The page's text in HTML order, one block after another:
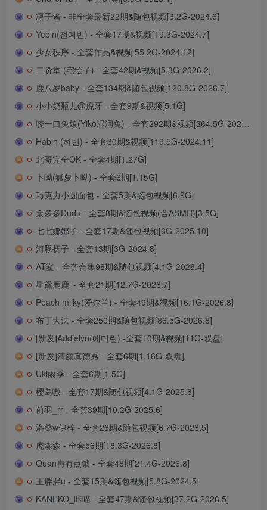
凛子酱 - 非全套最新22期&随包视频[3.2G-2024.6]
Yebin(전예빈) - 全套17期&视频[19.3G-2024.7]
少女秩序 - 全套作品&视频[55.2G-2024.12]
二阶堂 (宅绘子) - 全套42期&视频[5.3G-2026.2]
鹿八岁baby - 全套134期&随包视频[120.8G-2026.7]
小小奶瓶儿@虎牙 - 全套9期&视频[5.1G]
咬一口兔娘(Yiko湿润兔) - 全套292期&视频[364.5G-2026.8]
Habin (하빈) - 全套30期&视频[119.5G-2024.11]
北哥完全OK - 全套4期[1.27G]
卜呦(狐萝卜呦) - 全套6期[1.15G]
巧克力小圆面包 - 全套5期&随包视频[6.9G]
余多多Dudu - 全套8期&随包视频(含ASMR)[3.5G]
七七娜娜子 - 全套17期&随包视频[6G-2025.10]
河豚抚子 - 全套13期[3G-2024.8]
AT鲨 - 全套合集98期&随包视频[4.1G-2026.4]
星黛鹿鹿i - 全套21期[12.7G-2026.7]
Peach milky(爱尔兰) - 全套49期&视频[16.1G-2026.8]
布丁大法 - 全套250期&随包视频[86.5G-2026.8]
[新发]Addielyn(에디린) -全套10期&视频[11G-双盘]
[新发]清颜真德秀 - 全套6期[1.16G-双盘]
Uki雨季 - 全套6期[1.5G]
樱岛嗷 - 全套17期&随包视频[4.1G-2025.8]
前羽_rr - 全套39期[10.2G-2025.6]
洛桑w伊梓 - 全套26期&随包视频[6.7G-2026.5]
虎森森 - 全套56期[18.3G-2026.8]
Quan冉有点饿 - 全套48期[21.4G-2026.8]
王胖胖u - 全套15期&随包视频[5.8G-2024.5]
KANEKO_咔喵 - 全套47期&随包视频[37.2G-2026.5]